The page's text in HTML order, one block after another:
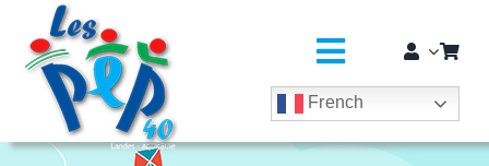
principal
Passer
contenu
Toggle
French